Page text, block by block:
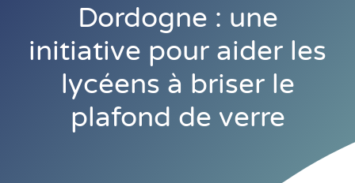
Dordogne : une
initiative pour aider les
lycéens à briser le
plafond de verre